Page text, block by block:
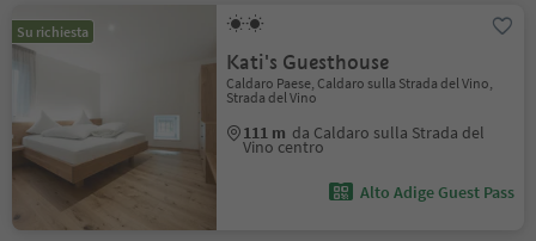
Su richiesta
Kati's Guesthouse
Caldaro Paese, Caldaro sulla Strada del Vino,
Strada del Vino
111 m da Caldaro sulla Strada del
Vino centro
Alto Adige Guest Pass